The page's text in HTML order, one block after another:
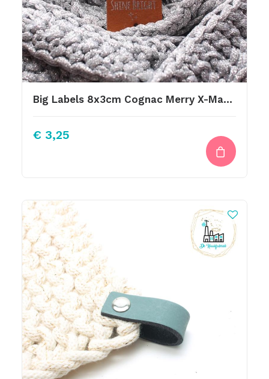
Big Labels 8x3cm Cognac Merry X-Mas Zilver
€ 3,25